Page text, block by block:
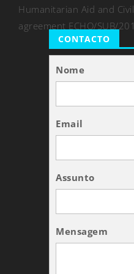
Humanitarian Aid and
agreement ECHO/SUB/
CONTACTO
Nome
Email
Assunto
Mensagem